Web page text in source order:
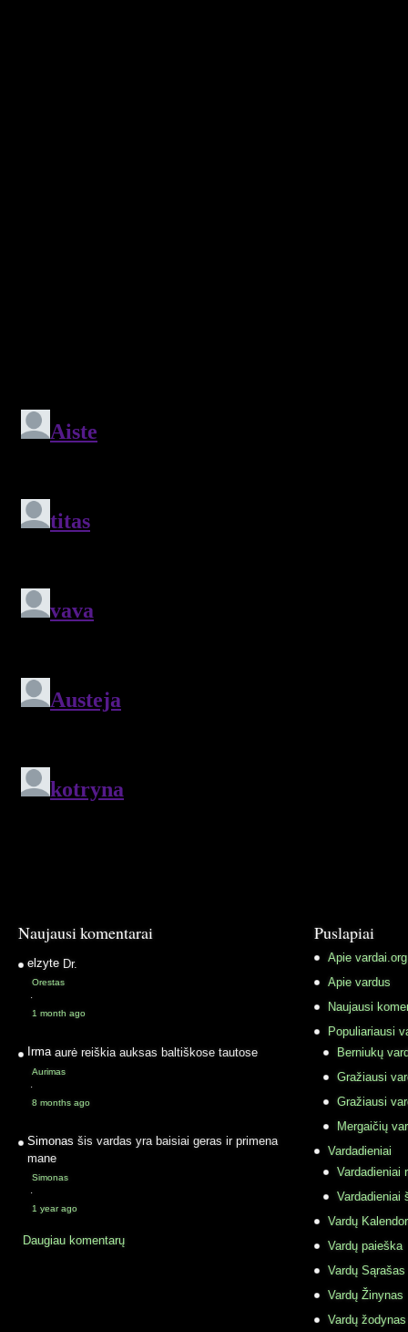
Naujausi komentarai
elzyte Dr.
Orestas
·
1 month ago
Irma aurė reiškia auksas baltiškose tautose
Aurimas
·
8 months ago
Simonas šis vardas yra baisiai geras ir primena
mane
Simonas
·
1 year ago
Daugiau komentarų
Puslapiai
Apie vardai.org
Apie vardus
Naujausi
Populiariausi
Berniukų
Gražiausi
Gražiausi
Mergaičių
Vardadieniai
Vardadieniai
Vardadieniai
Vardų
Vardų paieška
Vardų Sąrašas
Vardų Žinynas
Vardų